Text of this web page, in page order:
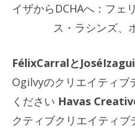
イザからDCHAへ：フェ
ス・ラシンズ、
FélixCarralと
Ogilvyのクリエイティブ
ください Havas
クティブクリエイティ